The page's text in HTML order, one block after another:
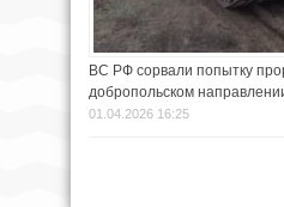
ВС РФ сорвали попытку
добропольском
01.04.2026 16:25